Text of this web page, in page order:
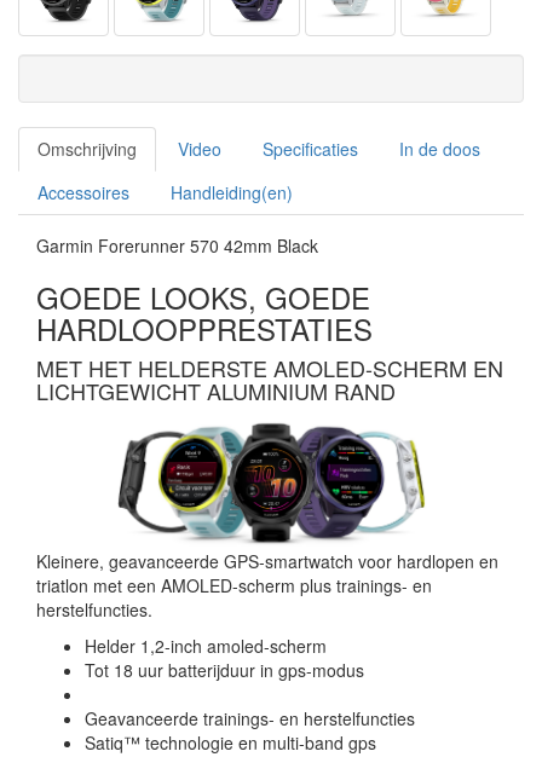
Omschrijving Video Specificaties
In de doos
Accessoires
Handleiding(en)
Garmin Forerunner 570 42mm Black
GOEDE LOOKS, GOEDE
HARDLOOPPRESTATIES
MET HET HELDERSTE AMOLED-SCHERM EN
LICHTGEWICHT ALUMINIUM RAND
Kleinere, geavanceerde GPS-smartwatch voor hardlopen en
triatlon met een AMOLED-scherm plus trainings- en
herstelfuncties.
Helder 1,2-inch amoled-scherm
Tot 18 uur batterijduur in gps-modus
Geavanceerde trainings- en herstelfuncties
Satiq™ technologie en multi-band gps